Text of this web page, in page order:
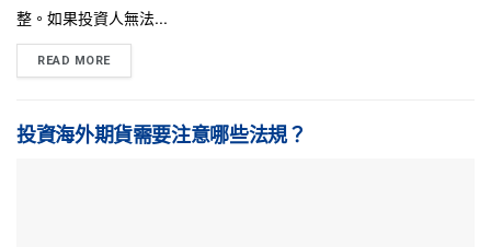
整。如果投資人無法...
READ MORE
投資海外期貨需要注意哪些法規？